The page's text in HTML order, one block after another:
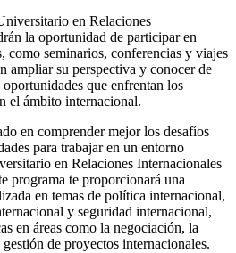
en Relaciones
la oportunidad de participar en
como seminarios, conferencias y viajes
ampliar su perspectiva y conocer de
que enfrentan los
el ámbito internacional.
en comprender mejor los desafíos
para trabajar en un entorno
en Relaciones Internacionales
programa te proporcionará una
en temas de política internacional,
y seguridad internacional,
en áreas como la negociación, la
de proyectos internacionales.